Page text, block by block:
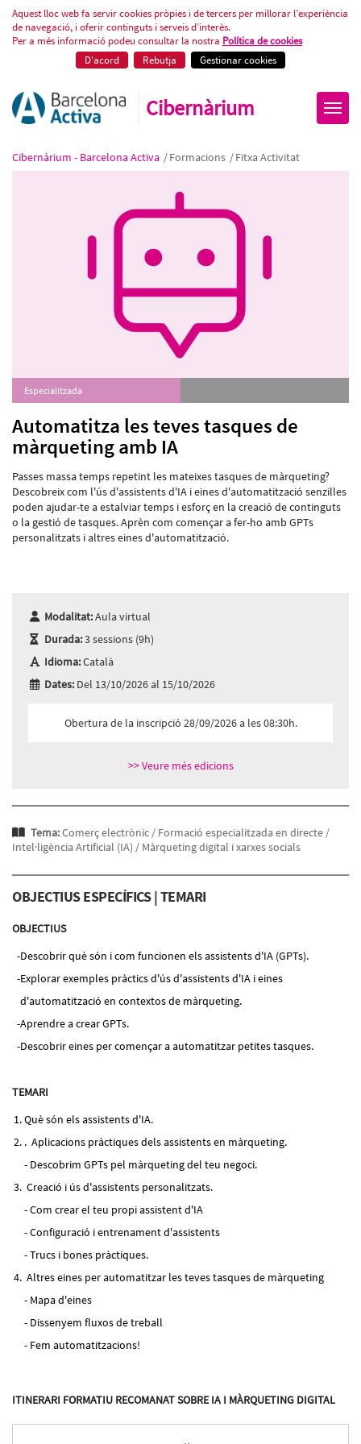
Automatitza les teves tasques
Aquest lloc web fa servir cookies pròpies i de tercers per millorar l’experiència
de navegació, i oferir continguts i serveis d’interès.
Per a més informació podeu consultar la nostra Política de cookies
D'acord
Rebutja Gestionar cookies
Cibernàrium
Cibernàrium - Barcelona Activa /Formacions /Fitxa Activitat
Especialitzada
Automatitza les teves tasques de
màrqueting amb IA
Passes massa temps repetint les mateixes tasques de màrqueting?
Descobreix com l'ús d'assistents d'IA i eines d'automatització senzilles
poden ajudar-te a estalviar temps i esforç en la creació de continguts
o la gestió de tasques. Aprèn com començar a fer-ho amb GPTs
personalitzats i altres eines d'automatització.
Modalitat:Aula virtual
Durada:3 sessions (9h)
Idioma:Català
Dates: Del 13/10/2026 al 15/10/2026
Obertura de la inscripció 28/09/2026 a les 08:30h.
>> Veure més edicions
Tema:Comerç electrònic / Formació especialitzada en directe /
Intel·ligència Artificial (IA) / Màrqueting digital i xarxes socials
OBJECTIUS ESPECÍFICS | TEMARI
OBJECTIUS
Descobrir què són i com funcionen els assistents d'IA (GPTs).
Explorar exemples pràctics d'ús d'assistents d'IA i eines
d'automatització en contextos de màrqueting.
Aprendre a crear GPTs.
Descobrir eines per començar a automatitzar petites tasques.
TEMARI
Què són els assistents d'IA.
. Aplicacions pràctiques dels assistents en màrqueting.
- Descobrim GPTs pel màrqueting del teu negoci.
Creació i ús d'assistents personalitzats.
- Com crear el teu propi assistent d'IA
- Configuració i entrenament d'assistents
- Trucs i bones pràctiques.
Altres eines per automatitzar les teves tasques de màrqueting
- Mapa d'eines
- Dissenyem fluxos de treball
- Fem automatitzacions!
ITINERARI FORMATIU RECOMANAT SOBRE IA I MÀRQUETING DIGITAL